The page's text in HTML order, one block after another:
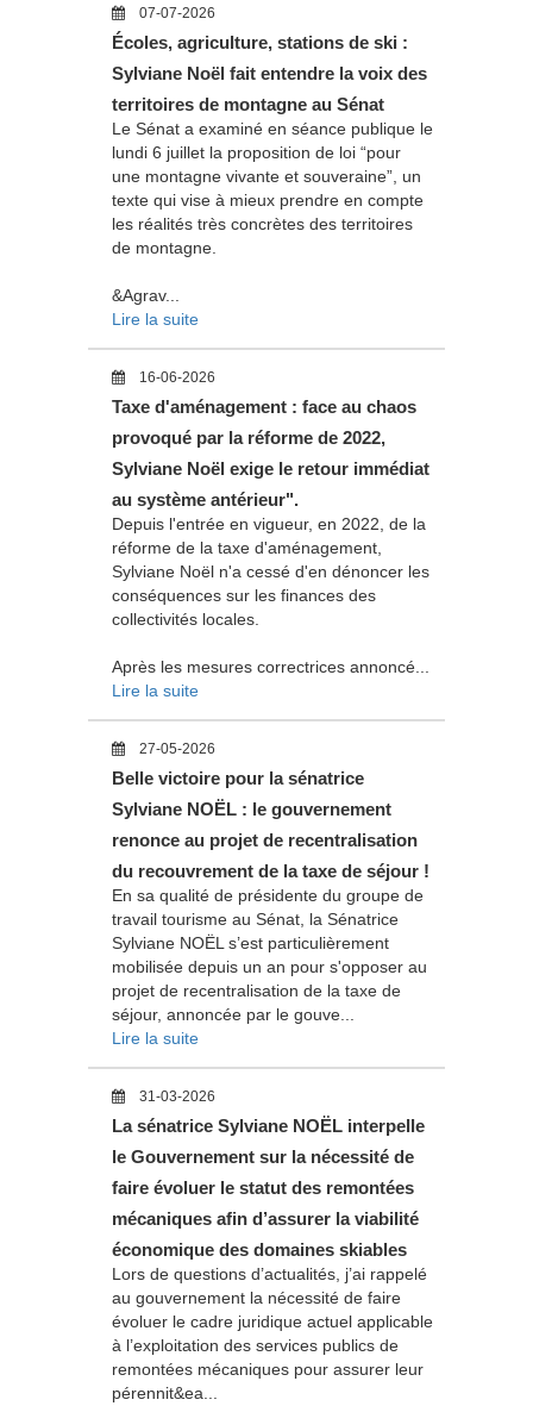
07-07-2026
Écoles, agriculture, stations de ski :
Sylviane Noël fait entendre la voix des
territoires de montagne au Sénat
Le Sénat a examiné en séance publique le
lundi 6 juillet la proposition de loi “pour
une montagne vivante et souveraine”, un
texte qui vise à mieux prendre en compte
les réalités très concrètes des territoires
de montagne.
&Agrav...
Lire la suite
16-06-2026
Taxe d'aménagement : face au chaos
provoqué par la réforme de 2022,
Sylviane Noël exige le retour immédiat
au système antérieur".
Depuis l'entrée en vigueur, en 2022, de la
réforme de la taxe d'aménagement,
Sylviane Noël n'a cessé d'en dénoncer les
conséquences sur les finances des
collectivités locales.
Après les mesures correctrices annoncé...
Lire la suite
27-05-2026
Belle victoire pour la sénatrice
Sylviane NOËL : le gouvernement
renonce au projet de recentralisation
du recouvrement de la taxe de séjour !
En sa qualité de présidente du groupe de
travail tourisme au Sénat, la Sénatrice
Sylviane NOËL s’est particulièrement
mobilisée depuis un an pour s'opposer au
projet de recentralisation de la taxe de
séjour, annoncée par le gouve...
Lire la suite
31-03-2026
La sénatrice Sylviane NOËL interpelle
le Gouvernement sur la nécessité de
faire évoluer le statut des remontées
mécaniques afin d’assurer la viabilité
économique des domaines skiables
Lors de questions d’actualités, j’ai rappelé
au gouvernement la nécessité de faire
évoluer le cadre juridique actuel applicable
à l’exploitation des services publics de
remontées mécaniques pour assurer leur
pérennit&ea...